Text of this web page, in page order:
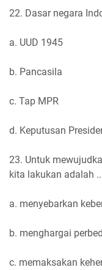
22. Dasar negara
a. UUD 1945
b. Pancasila
c. Tap MPR
d. Keputusan
23. Untuk
kita lakukan adalah
a. menyebarkan
b. menghargai
c. memaksakan